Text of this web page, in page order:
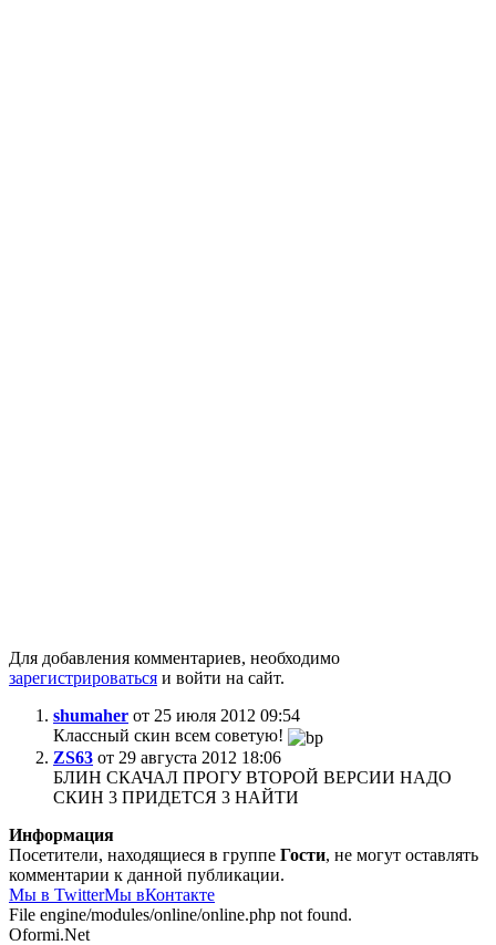
Для добавления комментариев, необходимо
зарегистрироваться и войти на сайт.
shumaher от 25 июля 2012 09:54
Классный скин всем советую!
ZS63 от 29 августа 2012 18:06
БЛИН СКАЧАЛ ПРОГУ ВТОРОЙ ВЕРСИИ НАДО
СКИН 3 ПРИДЕТСЯ 3 НАЙТИ
Информация
Посетители, находящиеся в группе Гости, не могут оставлять
комментарии к данной публикации.
Мы в TwitterМы вКонтакте
File engine/modules/online/online.php not found.
Oformi.Net